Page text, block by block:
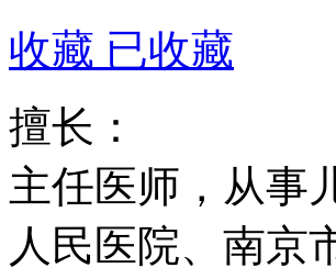
收藏 已收藏
擅长：
主任医师，从事
人民医院、南京